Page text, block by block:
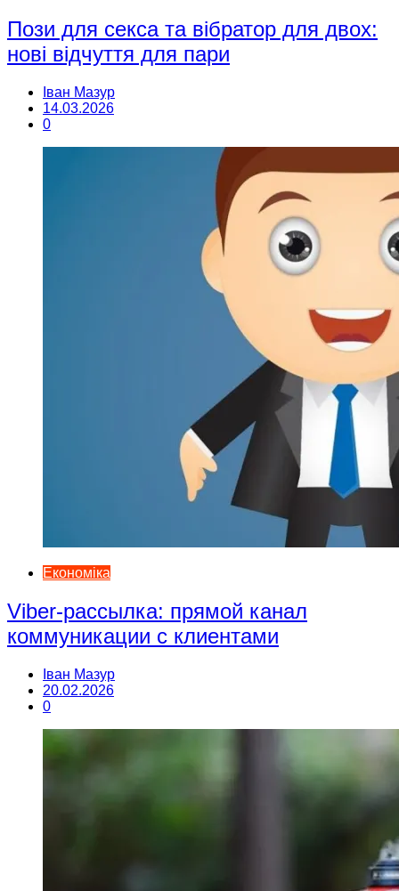
Пози для секса та вібратор для двох:
нові відчуття для пари
Іван Мазур
14.03.2026
0
Економіка
Viber-рассылка: прямой канал
коммуникации с клиентами
Іван Мазур
20.02.2026
0